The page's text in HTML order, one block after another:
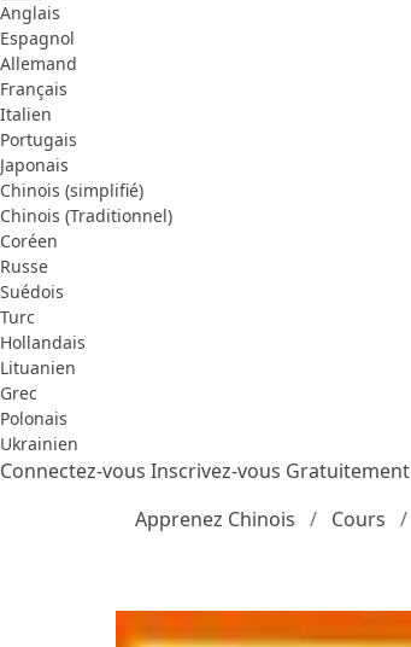
Anglais
Espagnol
Allemand
Français
Italien
Portugais
Japonais
Chinois (simplifié)
Chinois (Traditionnel)
Coréen
Russe
Suédois
Turc
Hollandais
Lituanien
Grec
Polonais
Ukrainien
Connectez-vous Inscrivez-vous Gratuitement
Apprenez Chinois
Cours